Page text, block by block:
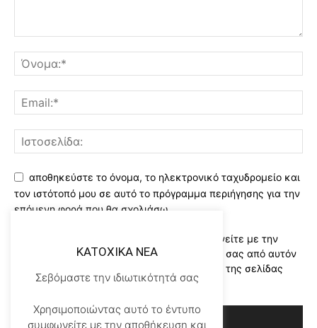
αποθηκεύστε το όνομα, το ηλεκτρονικό ταχυδρομείο και
τον ιστότοπό μου σε αυτό το πρόγραμμα περιήγησης για την
επόμενη φορά που θα σχολιάσω.
Χρησιμοποιώντας αυτό το έντυπο συμφωνείτε με την
αποθήκευση και χειρισμό των δεδομένων σας από αυτόν
τον ιστότοπο..Διαβάστε του ορους χρήσης της σελίδας
μας*
KATOXIKA NEA
Σεβόμαστε την ιδιωτικότητά σας
Χρησιμοποιώντας αυτό το έντυπο
συμφωνείτε με την αποθήκευση και